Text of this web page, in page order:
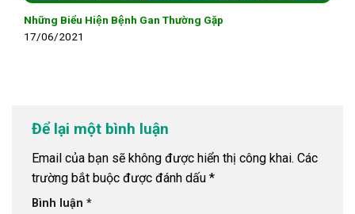
Những Biểu Hiện Bệnh Gan Thường Gặp
17/06/2021
Để lại một bình luận
Email của bạn sẽ không được hiển thị công khai. Các
trường bắt buộc được đánh dấu *
Bình luận *